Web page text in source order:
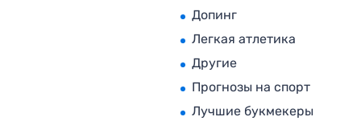
Допинг
Легкая атлетика
Другие
Прогнозы на спорт
Лучшие букмекеры